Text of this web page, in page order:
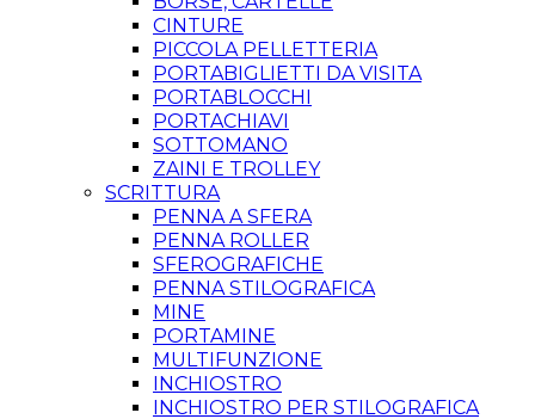
CINTURE
PICCOLA PELLETTERIA
PORTABIGLIETTI DA VISITA
PORTABLOCCHI
PORTACHIAVI
SOTTOMANO
ZAINI E TROLLEY
SCRITTURA
PENNA A SFERA
PENNA ROLLER
SFEROGRAFICHE
PENNA STILOGRAFICA
MINE
PORTAMINE
MULTIFUNZIONE
INCHIOSTRO
INCHIOSTRO PER STILOGRAFICA